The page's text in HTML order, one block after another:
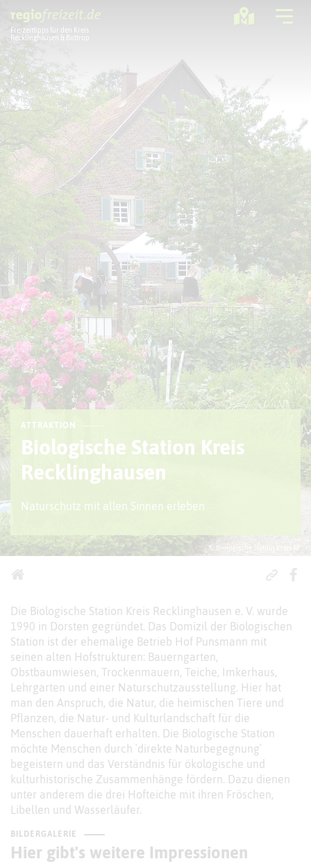
Freizeittipps für den Kreis
Recklinghausen & Bottrop
Ausflugstipps
Sport + Bewegung
Aktuelles
Freizeitregion
© Biologische Station Kreis RE
ATTRAKTION
Biologische Station Kreis
Recklinghausen
Naturschutz mit allen Sinnen erleben
Die Biologische Station Kreis Recklinghausen e. V. wurde
1990 in Dorsten gegründet. Das Domizil der Biologischen
Station ist der ehemalige Betrieb Hof Punsmann mit
seinen alten Hofstrukturen: Bauerngarten,
Obstbaumwiesen, Trockenmauern, Teiche, Imkerhaus,
Lehrgarten und einer Naturschutzausstellung. Hier hat
man den Anspruch, die Natur, die heimischen Tiere und
Pflanzen, die Natur- und Kulturlandschaft für die
Menschen dauerhaft erhalten. Die Biologische Station
möchte Menschen durch `direkte Naturbegegnung`
begeistern und das Verständnis für ökologische und
kulturhistorische Zusammenhänge fördern. Dazu dienen
unter anderem die drei Hofteiche mit ihren Fröschen,
Libellen und Wasserläufer.
BILDERGALERIE
Hier gibt's weitere Impressionen